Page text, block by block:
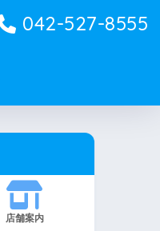
042-527-8555
店舗案内